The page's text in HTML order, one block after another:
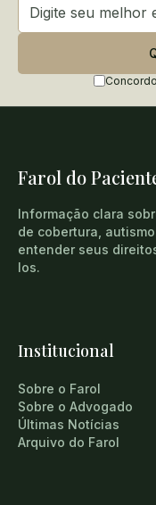
Farol do
Informação clara
de cobertura,
entender seus
los.
Institucional
Sobre o Farol
Sobre o Advogado
Últimas Notícias
Arquivo do Farol